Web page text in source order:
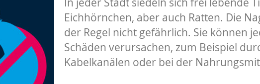
Eichhörnchen, aber auch Ratten. Die
der Regel nicht gefährlich. Sie können
Schäden verursachen, zum Beispiel
Kabelkanälen oder bei der